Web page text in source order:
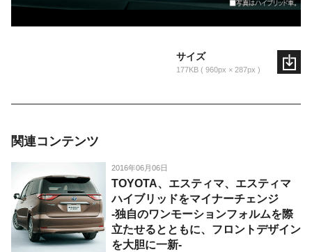
サイズ
177KB 960px × 287px
関連コンテンツ
2016年06月06日
TOYOTA、エスティマ、エスティマ
ハイブリッドをマイナーチェンジ
-独自のワンモーションフォルムを際
立たせるとともに、フロントデザイン
を大胆に一新-